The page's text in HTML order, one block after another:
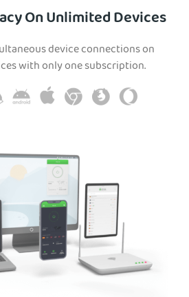
On Unlimited Devices
device connections on
with only one subscription.